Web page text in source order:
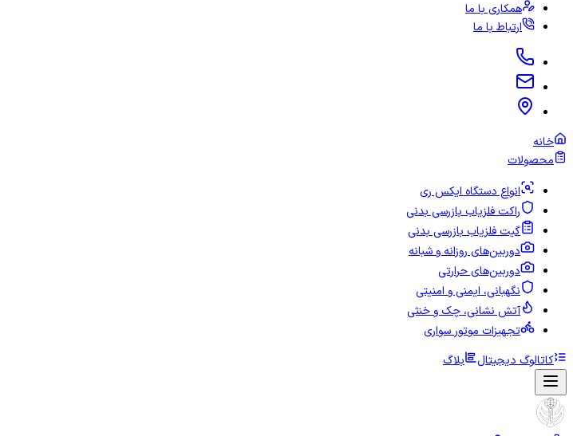
همکاری با ما
ارتباط با ما
خانه
محصولات
انواع دستگاه ایکس ری
راکت فلزیاب بازرسی بدنی
گیت فلزیاب بازرسی بدنی
دوربین‌های روزانه و شبانه
دوربین‌های حرارتی
نگهبانی، ایمنی و امنیتی
آتش نشانی، چک و خنثی
تجهیزات موتور سواری
کاتالوگ دیجیتال
بلاگ